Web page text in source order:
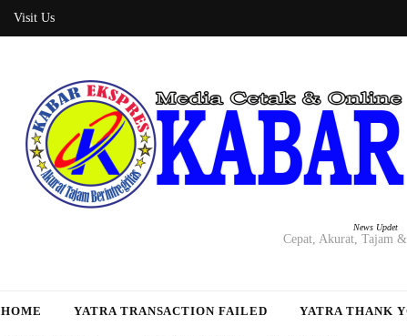
Visit Us
News Updet
Cepat, Akurat, Tajam
HOME YATRA TRANSACTION FAILED YATRA THANK